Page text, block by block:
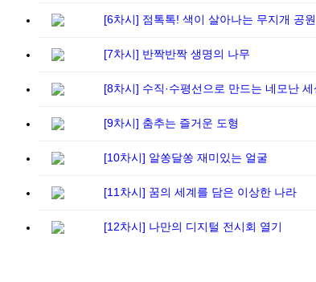
[6차시] 점톡톡! 색이 살아나는 무지개 공원
[7차시] 반짝반짝 생명의 나무
[8차시] 수직·수평선으로 만드는 네모난 세
[9차시] 춤추는 즐거운 도형
[10차시] 알쏭달쏭 재미있는 얼굴
[11차시] 꿈의 세계를 담은 이상한 나라
[12차시] 나만의 디지털 전시회 열기